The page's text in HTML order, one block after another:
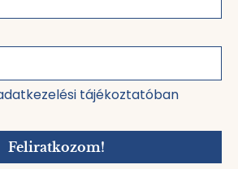
tájékoztatóban
Feliratkozom!